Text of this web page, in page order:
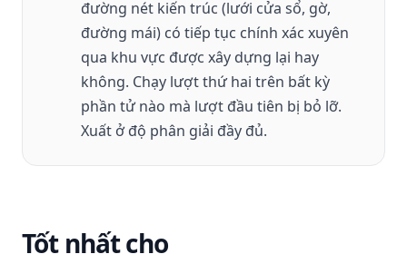
đường nét kiến ​​trúc (lưới cửa sổ, gờ,
đường mái) có tiếp tục chính xác xuyên
qua khu vực được xây dựng lại hay
không. Chạy lượt thứ hai trên bất kỳ
phần tử nào mà lượt đầu tiên bị bỏ lỡ.
Xuất ở độ phân giải đầy đủ.
Tốt nhất cho